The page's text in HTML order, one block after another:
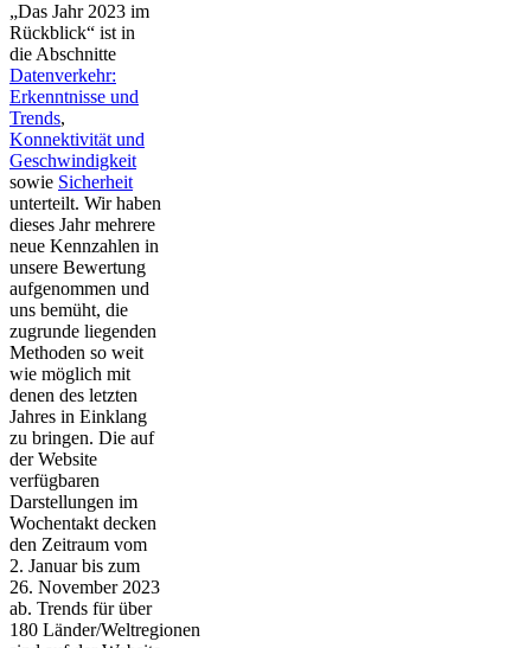
„Das Jahr 2023 im
Rückblick“ ist in
die Abschnitte
Datenverkehr:
Erkenntnisse und
Trends,
Konnektivität und
Geschwindigkeit
sowie Sicherheit
unterteilt. Wir haben
dieses Jahr mehrere
neue Kennzahlen in
unsere Bewertung
aufgenommen und
uns bemüht, die
zugrunde liegenden
Methoden so weit
wie möglich mit
denen des letzten
Jahres in Einklang
zu bringen. Die auf
der Website
verfügbaren
Darstellungen im
Wochentakt decken
den Zeitraum vom
2. Januar bis zum
26. November 2023
ab. Trends für über
180 Länder/Weltregionen